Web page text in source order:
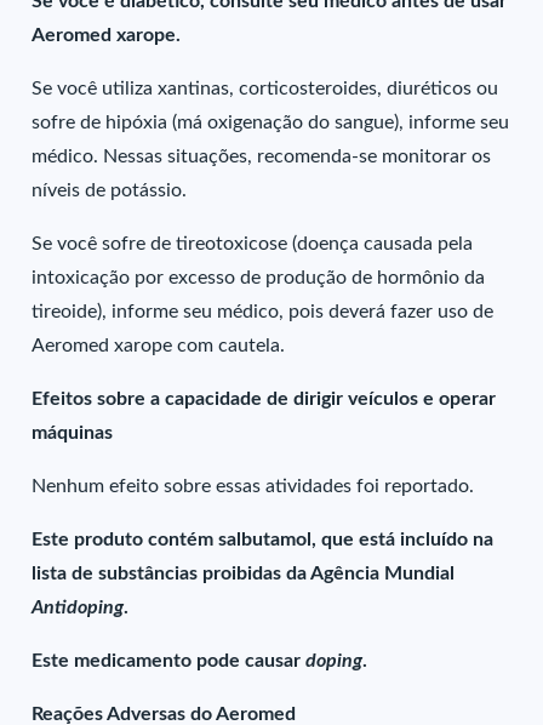
Aeromed xarope.
Se você utiliza xantinas, corticosteroides, diuréticos ou
sofre de hipóxia (má oxigenação do sangue), informe seu
médico. Nessas situações, recomenda-se monitorar os
níveis de potássio.
Se você sofre de tireotoxicose (doença causada pela
intoxicação por excesso de produção de hormônio da
tireoide), informe seu médico, pois deverá fazer uso de
Aeromed xarope com cautela.
Efeitos sobre a capacidade de dirigir veículos e operar
máquinas
Nenhum efeito sobre essas atividades foi reportado.
Este produto contém salbutamol, que está incluído na
lista de substâncias proibidas da Agência Mundial
Antidoping.
Este medicamento pode causardoping.
Reações Adversas do Aeromed